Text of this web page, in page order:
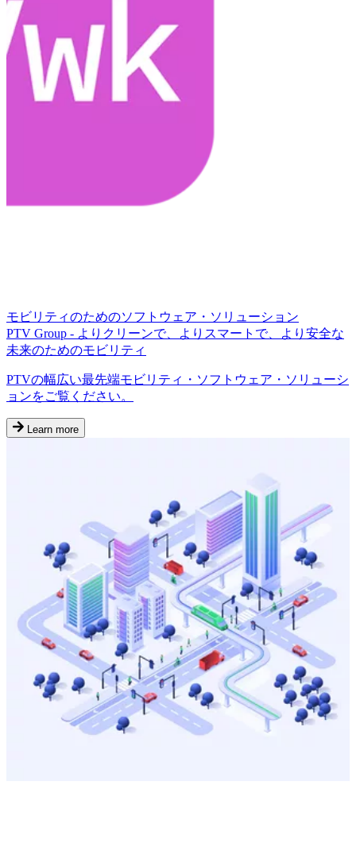
モビリティのためのソフトウェア・ソリューション
PTV Group - よりクリーンで、よりスマートで、より安全な
未来のためのモビリティ
PTVの幅広い最先端モビリティ・ソフトウェア・ソリューシ
ョンをご覧ください。
Learn more